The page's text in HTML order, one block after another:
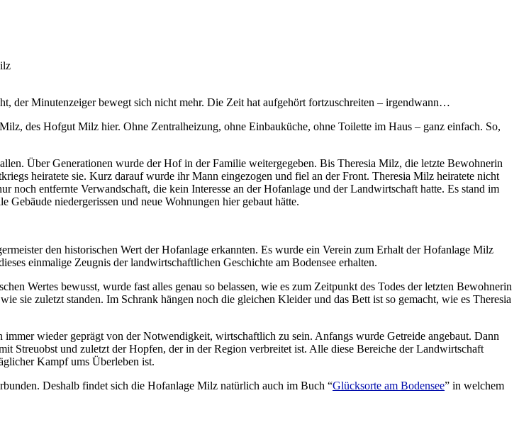
der Minutenzeiger bewegt sich nicht mehr. Die Zeit hat aufgehört fortzuschreiten – irgendwann…
des Hofgut Milz hier. Ohne Zentralheizung, ohne Einbauküche, ohne Toilette im Haus – ganz einfach. So,
Über Generationen wurde der Hof in der Familie weitergegeben. Bis Theresia Milz, die letzte Bewohnerin
heiratete sie. Kurz darauf wurde ihr Mann eingezogen und fiel an der Front. Theresia Milz heiratete nicht
noch entfernte Verwandschaft, die kein Interesse an der Hofanlage und der Landwirtschaft hatte. Es stand im
niedergerissen und neue Wohnungen hier gebaut hätte.
den historischen Wert der Hofanlage erkannten. Es wurde ein Verein zum Erhalt der Hofanlage Milz
einmalige Zeugnis der landwirtschaftlichen Geschichte am Bodensee erhalten.
Wertes bewusst, wurde fast alles genau so belassen, wie es zum Zeitpunkt des Todes der letzten Bewohnerin
sie zuletzt standen. Im Schrank hängen noch die gleichen Kleider und das Bett ist so gemacht, wie es Theresia
wieder geprägt von der Notwendigkeit, wirtschaftlich zu sein. Anfangs wurde Getreide angebaut. Dann
Streuobst und zuletzt der Hopfen, der in der Region verbreitet ist. Alle diese Bereiche der Landwirtschaft
Kampf ums Überleben ist.
Deshalb findet sich die Hofanlage Milz natürlich auch im Buch “Glücksorte am Bodensee” in welchem